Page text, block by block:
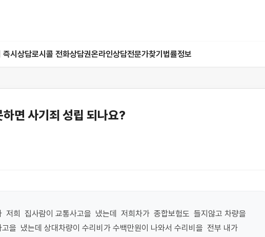
시상담로시콜 전화상담권온라인상담전문가찾기 법률정보
면 사기죄 성립 되나요?
저희  집사람이 교통사고을  냈는데  저희차가  종합보험도  들지않고 차량을
을  냈는데 상대차량이 수리비가 수백만원이 나와서 수리비을  전부 내가